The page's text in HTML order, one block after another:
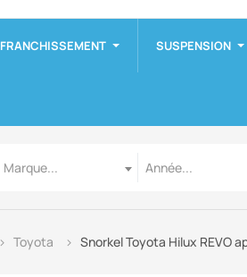
FRANCHISSEMENT SUSPENSION
Marque...
Année...
Toyota Snorkel Toyota Hilux REVO